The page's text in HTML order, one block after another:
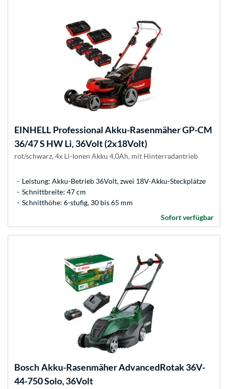
EINHELL Professional Akku-Rasenmäher GP-CM
36/47 S HW Li, 36Volt (2x18Volt)
rot/schwarz, 4x Li-Ionen Akku 4,0Ah, mit Hinterradantrieb
Leistung: Akku-Betrieb 36Volt, zwei 18V-Akku-Steckplätze
Schnittbreite: 47 cm
Schnitthöhe: 6-stufig, 30 bis 65 mm
Sofort verfügbar
BoschAkku-Rasenmäher AdvancedRotak 36V-
44-750 Solo, 36Volt